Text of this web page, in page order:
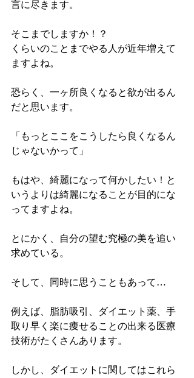
言に尽きます。
そこまでしますか！？
くらいのことまでやる人が近年増えて
ますよね。
恐らく、一ヶ所良くなると欲が出るん
だと思います。
「もっとここをこうしたら良くなるん
じゃないかって」
もはや、綺麗になって何かしたい！と
いうよりは綺麗になることが目的にな
ってますよね。
とにかく、自分の望む究極の美を追い
求めている。
そして、同時に思うこともあって…
例えば、脂肪吸引、ダイエット薬、手
取り早く楽に痩せることの出来る医療
技術がたくさんあります。
しかし、ダイエットに関してはこれら